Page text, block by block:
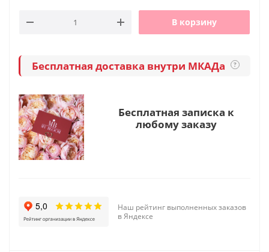
В корзину
Бесплатная доставка внутри МКАДа ?
Бесплатная записка к
любому заказу
Наш рейтинг выполненных заказов
в Яндексе